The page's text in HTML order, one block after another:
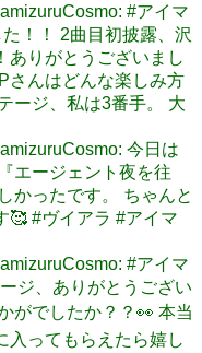
#アイマ
！！ 2曲目初披露、沢
りがとうございまし
さんはどんな楽しみ方
ージ、私は3番手。 大
今日は
エージェント夜を往
かったです。 ちゃんと
🥰 #ヴイアラ #アイマ
#アイマ
ジ、ありがとうござい
がでしたか？？👀 本当
入ってもらえたら嬉し